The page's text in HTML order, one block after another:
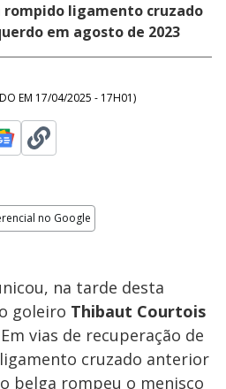
rompido ligamento cruzado
em agosto de 2023
EM 17/04/2025 - 17H01)
no Google
na tarde desta
goleiro Thibaut Courtois
vias de recuperação de
cruzado anterior
belga rompeu o menisco